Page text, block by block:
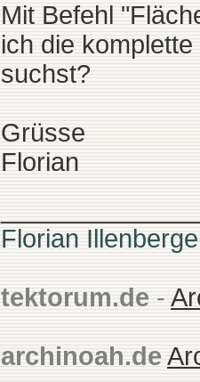
Mit Befehl
ich die
suchst?
Grüsse
Florian
Florian
tektorum.de -
archinoah.de